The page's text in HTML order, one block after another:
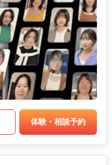
体験・相談予約